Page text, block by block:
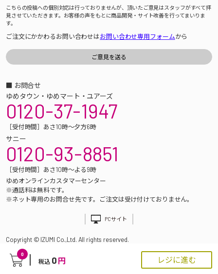
0
税込 0 円 レジに進む
こちらの投稿への個別対応は行っておりませんが、頂いたご意見はスタッフがすべて拝
見させていただきます。お客様の声をもとに商品開発・サイト改善を行ってまいりま
す。
ご注文にかかわるお問い合わせはお問い合わせ専用フォームから
■ お問合せ
ゆめタウン・ゆめマート・ユアーズ
0120-37-1947
［受付時間］あさ10時～夕方6時
サニー
0120-93-8851
［受付時間］あさ10時～よる9時
ゆめオンラインカスタマーセンター
※通話料は無料です。
※ネット専用のお問合せ先です。ご注文は受け付けておりません。
PCサイト
Copyright © IZUMI Co.,Ltd. All rights reserved.